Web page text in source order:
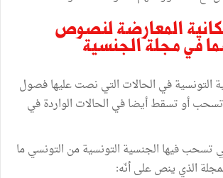
المعارضة لنصوص
في مجلة الجنسية
التونسية في الحالات التي نصت عليها فصول
تسحب أو تسقط أيضا في الحالات الواردة في
تسحب فيها الجنسية التونسية من التونسي ما